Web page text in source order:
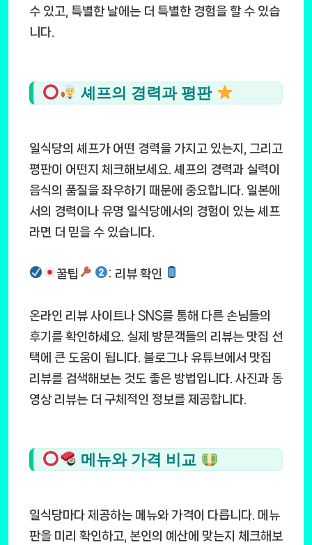
수 있고, 특별한 날에는 더 특별한 경험을 할 수 있습
니다.
셰프의 경력과 평판
일식당의 셰프가 어떤 경력을 가지고 있는지, 그리고
평판이 어떤지 체크해보세요. 셰프의 경력과 실력이
음식의 품질을 좌우하기 때문에 중요합니다. 일본에
서의 경력이나 유명 일식당에서의 경험이 있는 셰프
라면 더 믿을 수 있습니다.
꿀팁 : 리뷰 확인
온라인 리뷰 사이트나 SNS를 통해 다른 손님들의
후기를 확인하세요. 실제 방문객들의 리뷰는 맛집 선
택에 큰 도움이 됩니다. 블로그나 유튜브에서 맛집
리뷰를 검색해보는 것도 좋은 방법입니다. 사진과 동
영상 리뷰는 더 구체적인 정보를 제공합니다.
메뉴와 가격 비교
일식당마다 제공하는 메뉴와 가격이 다릅니다. 메뉴
판을 미리 확인하고, 본인의 예산에 맞는지 체크해보